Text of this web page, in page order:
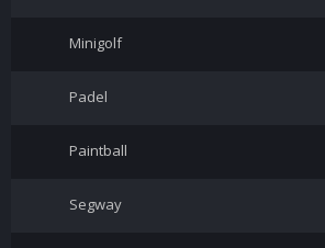
Minigolf
Padel
Paintball
Segway